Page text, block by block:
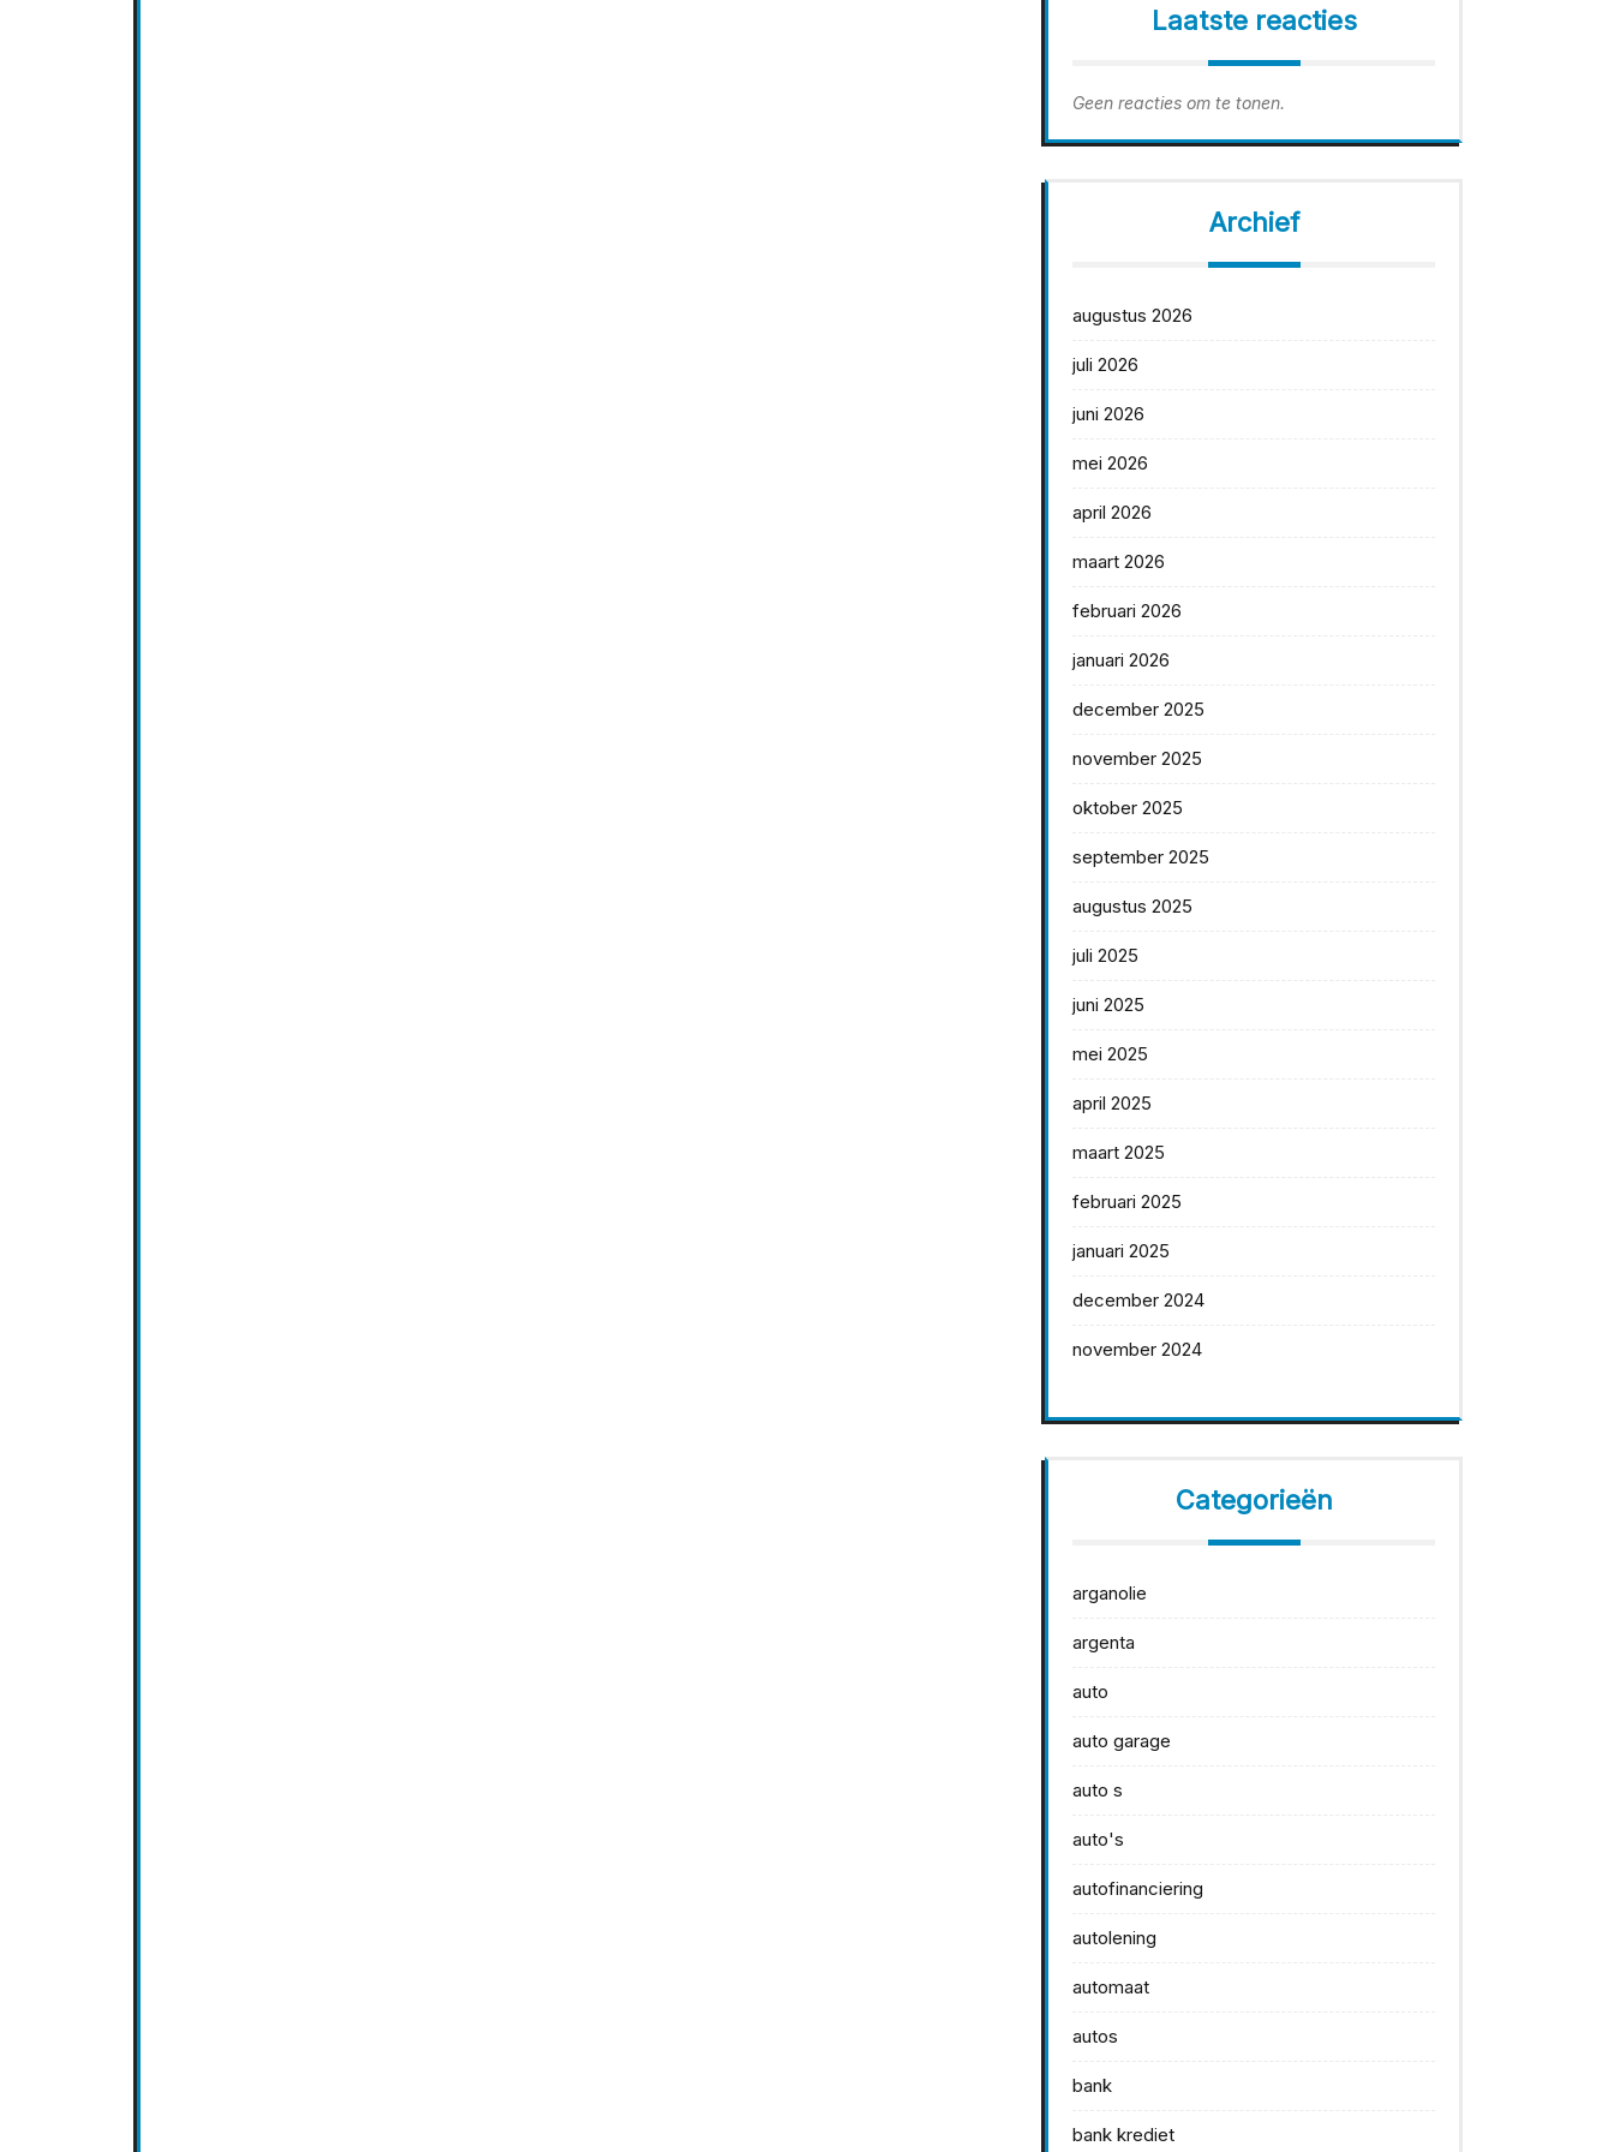
Laatste reacties
Geen reacties om te tonen.
Archief
augustus 2026
juli 2026
juni 2026
mei 2026
april 2026
maart 2026
februari 2026
januari 2026
december 2025
november 2025
oktober 2025
september 2025
augustus 2025
juli 2025
juni 2025
mei 2025
april 2025
maart 2025
februari 2025
januari 2025
december 2024
november 2024
Categorieën
arganolie
argenta
auto
auto garage
auto s
auto's
autofinanciering
autolening
automaat
autos
bank
bank krediet